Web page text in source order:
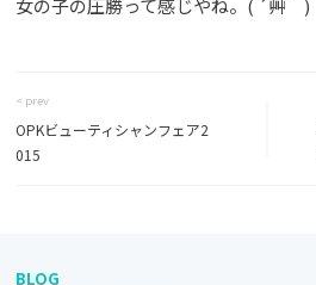
< prev
OPKビューティシャンフェア2
015
BLOG